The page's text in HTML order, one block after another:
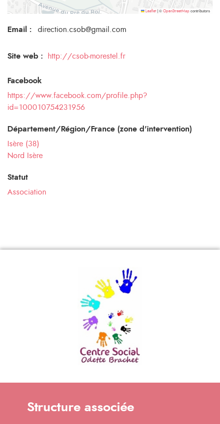
Leaflet © OpenStreetMap contributors
Email : direction.csob@gmail.com
Site web : http://csob-morestel.fr
Facebook
https://www.facebook.com/profile.php?
id=100010754231956
Département/Région/France (zone d'intervention)
Isère (38)
Nord Isère
Statut
Association
Structure associée